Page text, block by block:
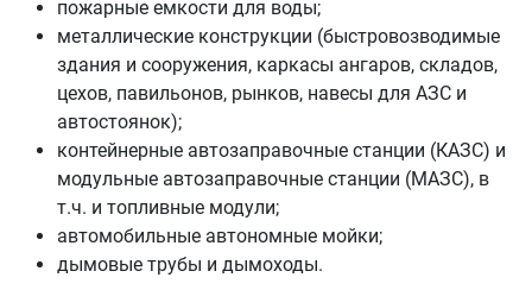
пожарные емкости для воды;
металлические конструкции (быстровозводимые
здания и сооружения, каркасы ангаров, складов,
цехов, павильонов, рынков, навесы для АЗС и
автостоянок);
контейнерные автозаправочные станции (КАЗС) и
модульные автозаправочные станции (МАЗС), в
т.ч. и топливные модули;
автомобильные автономные мойки;
дымовые трубы и дымоходы.